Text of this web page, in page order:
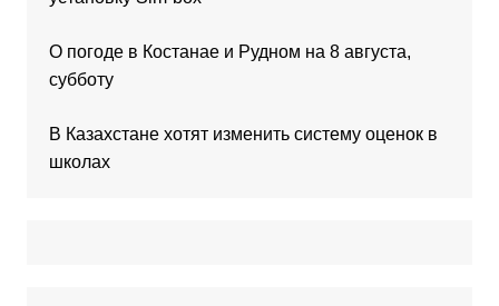
О погоде в Костанае и Рудном на 8 августа,
субботу
В Казахстане хотят изменить систему оценок в
школах